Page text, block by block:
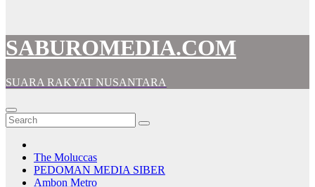
SABUROMEDIA.COM
SUARA RAKYAT NUSANTARA
The Moluccas
PEDOMAN MEDIA SIBER
Ambon Metro